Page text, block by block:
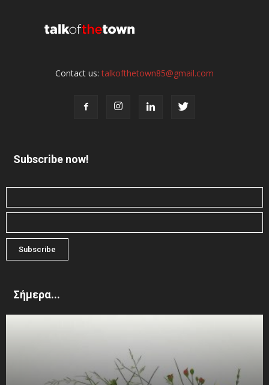
Contact us:talkofthetown85@gmail.com
Subscribe now!
Σήμερα...